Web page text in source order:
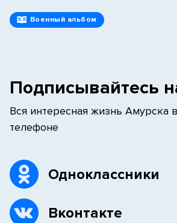
Военный альбом
Подписывайтесь
Вся интересная жизнь Амурска
телефоне
Одноклассники
Вконтакте